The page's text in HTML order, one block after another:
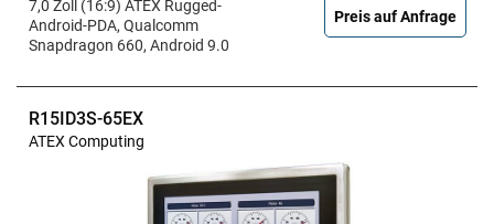
7,0 Zoll (16:9) ATEX Rugged-
Android-PDA, Qualcomm
Snapdragon 660, Android 9.0
Preis auf Anfrage
R15ID3S-65EX
ATEX Computing